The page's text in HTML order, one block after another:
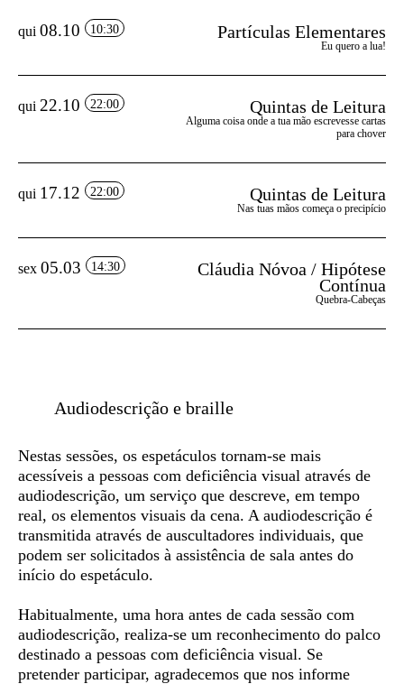
qui 08.10 10:30 Partículas Elementares
Eu quero a lua!
qui 22.10 22:00 Quintas de Leitura
Alguma coisa onde a tua mão escrevesse cartas
para chover
qui 17.12 22:00 Quintas de Leitura
Nas tuas mãos começa o precipício
sex 05.03 14:30
Cláudia Nóvoa / Hipótese
Contínua
Quebra-Cabeças
Audiodescrição e braille
Nestas sessões, os espetáculos tornam-se mais
acessíveis a pessoas com deficiência visual através de
audiodescrição, um serviço que descreve, em tempo
real, os elementos visuais da cena. A audiodescrição é
transmitida através de auscultadores individuais, que
podem ser solicitados à assistência de sala antes do
início do espetáculo.
Habitualmente, uma hora antes de cada sessão com
audiodescrição, realiza-se um reconhecimento do palco
destinado a pessoas com deficiência visual. Se
pretender participar, agradecemos que nos informe